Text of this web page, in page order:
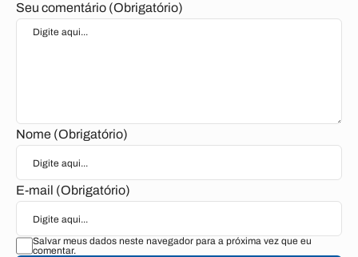
Seu comentário (Obrigatório)
Nome (Obrigatório)
E-mail (Obrigatório)
Salvar meus dados neste navegador para a próxima vez que eu
comentar.